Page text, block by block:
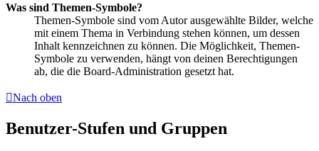
Was sind Themen-Symbole?
Themen-Symbole sind vom Autor ausgewählte Bilder, welche
mit einem Thema in Verbindung stehen können, um dessen
Inhalt kennzeichnen zu können. Die Möglichkeit, Themen-
Symbole zu verwenden, hängt von deinen Berechtigungen
ab, die die Board-Administration gesetzt hat.
Nach oben
Benutzer-Stufen und Gruppen